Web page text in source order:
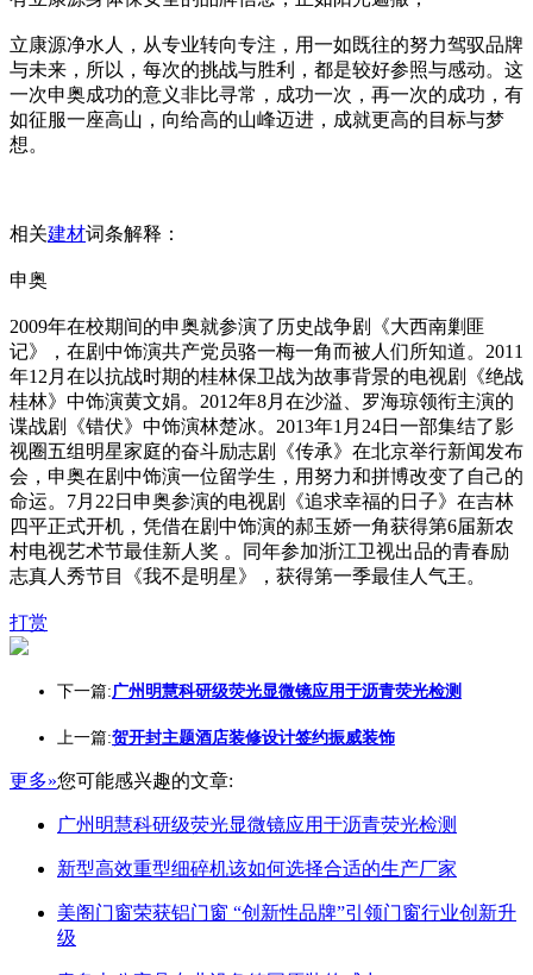
立康源净水人，从专业转向专注，用一如既往的努力驾驭品牌
与未来，所以，每次的挑战与胜利，都是较好参照与感动。这
一次申奥成功的意义非比寻常，成功一次，再一次的成功，有
如征服一座高山，向给高的山峰迈进，成就更高的目标与梦
想。
相关建材词条解释：
申奥
2009年在校期间的申奥就参演了历史战争剧《大西南剿匪
记》，在剧中饰演共产党员骆一梅一角而被人们所知道。2011
年12月在以抗战时期的桂林保卫战为故事背景的电视剧《绝战
桂林》中饰演黄文娟。2012年8月在沙溢、罗海琼领衔主演的
谍战剧《错伏》中饰演林楚冰。2013年1月24日一部集结了影
视圈五组明星家庭的奋斗励志剧《传承》在北京举行新闻发布
会，申奥在剧中饰演一位留学生，用努力和拼博改变了自己的
命运。7月22日申奥参演的电视剧《追求幸福的日子》在吉林
四平正式开机，凭借在剧中饰演的郝玉娇一角获得第6届新农
村电视艺术节最佳新人奖 。同年参加浙江卫视出品的青春励
志真人秀节目《我不是明星》，获得第一季最佳人气王。
打赏
下一篇:广州明慧科研级荧光显微镜应用于沥青荧光检测
上一篇:贺开封主题酒店装修设计签约振威装饰
更多»您可能感兴趣的文章:
广州明慧科研级荧光显微镜应用于沥青荧光检测
新型高效重型细碎机该如何选择合适的生产厂家
美阁门窗荣获铝门窗 “创新性品牌”引领门窗行业创新升
级